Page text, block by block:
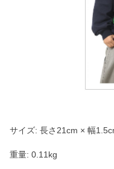
サイズ: 長さ21cm × 幅
重量: 0.11kg